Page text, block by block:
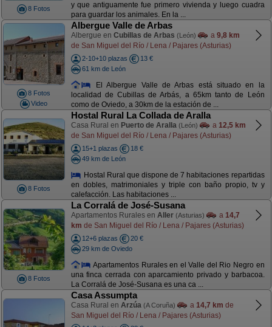
8 Fotos
y que antiguamente fue primero vivienda y luego cuadra
para guardar los animales. En la ...
8 Fotos
Video
Albergue Valle de Arbas
Albergue en Cubillas de Arbas (León) a 9,8 km
de San Miguel del Río / Lena / Pajares (Asturias)
2-10+10 plazas
13 €
61 km de León
El Albergue Valle de Arbas está situado en la
localidad de Cubillas de Arbás, a 65km tanto de León
como de Oviedo, a 30km de la estación de ...
8 Fotos
Hostal Rural La Collada de Aralla
Casa Rural en Puerto de Aralla (León) a 12,5 km
de San Miguel del Río / Lena / Pajares (Asturias)
15+1 plazas
18 €
49 km de León
Hostal Rural que dispone de 7 habitaciones repartidas
en dobles, matrimoniales y triple con baño propio, tv y
calefacción. Las habitaciones ...
8 Fotos
La Corralá de José-Susana
Apartamentos Rurales en Aller (Asturias) a 14,7
km de San Miguel del Río / Lena / Pajares (Asturias)
12+6 plazas
20 €
29 km de Oviedo
Apartamentos Rurales en el Valle del Rio Negro en
una finca cerrada con aparcamiento privado y barbacoa.
La Corralá de José-Susana es una ca ...
Casa Assumpta
Casa Rural en Arzúa (A Coruña) a 14,7 km de
San Miguel del Río / Lena / Pajares (Asturias)